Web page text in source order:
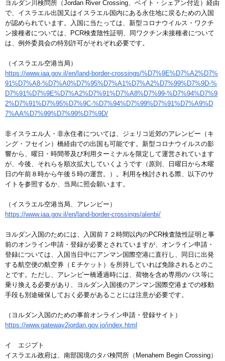
ヨルダン川検問所（Jordan River Crossing、ベイト・シェアン付近）経由
で、イスラエル出国又はイスラエル国内にある永住地に戻るための入国
が認められています。入国に当たっては、新型コロナウイルス・ワクチ
ン接種者については、PCR検査陰性証明、同ワクチン未接種者について
は、例外委員会の特別許可がそれぞれ必要です。
（イスラエル空港当局）
https://www.iaa.gov.il/en/land-border-crossings/%D7%9E%D7%A2%D7%
91%D7%A8-%D7%A0%D7%95%D7%A1%D7%A2%D7%99%D7%9D-%
D7%91%D7%9E%D7%A2%D7%91%D7%A8%D7%99-%D7%94%D7%9
2%D7%91%D7%95%D7%9C-%D7%94%D7%99%D7%91%D7%A9%D
7%AA%D7%99%D7%99%D7%9D/
非イスラエル人・非永住者については、ジェリコ近郊のアレンビー（キ
ング・フセイン）橋経由での出国も可能です。新型コロナウイルスの影
響から、曜日・時間帯及び利用ターミナルを限定して運営されています
が、今後、それらを順次拡大していくようです（原則、日曜日から木曜
日の午前８時から午後５時の運営。）。利用を検討される際、以下のサ
イトを参照するか、当局に照会願います。
（イスラエル空港当局、アレンビー）
https://www.iaa.gov.il/en/land-border-crossings/alenbi/
ヨルダン入国のためには、入国前７２時間以内のPCR検査陰性証明と事
前のオンライン申請・登録が必要とされていますが、オンライン申請・
登録については、入国当日中にアンマン国際空港に直行し、同日に出発
する航空便の航空券（Ｅチケット）を所持していれば免除されるとのこ
とです。ただし、アレンビー橋通過時には、荷物を含め専用のバス等に
乗り換える必要があり、ヨルダン入国後のアンマン国際空港までの移動
手段も別途確保しておく必要があることには注意が必要です。
（ヨルダン入国のための事前オンライン申請・登録サイト）
https://www.gateway2jordan.gov.jo/index.html
イ エジプト
イスラエル政府は、南部国境のタバ検問所（Menahem Begin Crossing）